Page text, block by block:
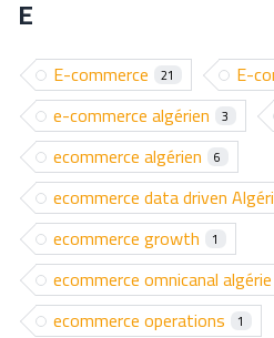
E
E-commerce 21 E-
e-commerce algérien 3
ecommerce algérien 6
ecommerce data driven
ecommerce growth 1
ecommerce omnicanal algérie
ecommerce operations 1